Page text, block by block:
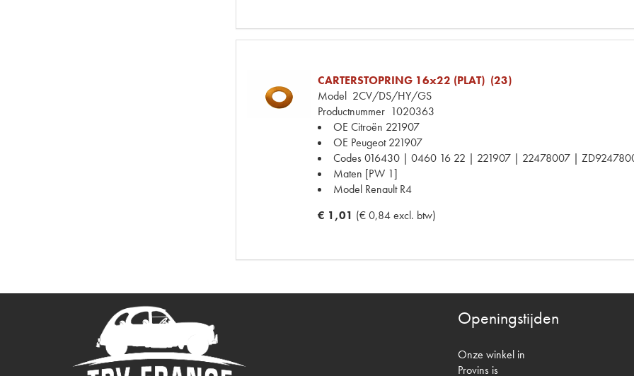
CARTERSTOPRING 16x22 (PLAT) (23)
Model 2CV/DS/HY/GS
Productnummer 1020363
OE Citroën 221907
OE Peugeot 221907
Codes016430 | 0460 16 22 | 221907 | 22478007 |
Maten [PW 1]
Model Renault R4
€ 1,01 (€ 0,84 excl. btw)
Openingstijden
Onze winkel in
Provins is